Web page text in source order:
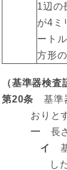
1辺の
が4ミ
ート
方形
（基準器検査
第20条 基準
おりと
一 長
イ
し